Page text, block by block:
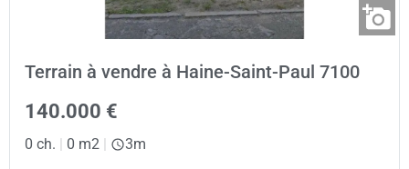
Terrain à vendre à Haine-Saint-Paul 7100
140.000 €
0 ch. 0 m2 3m